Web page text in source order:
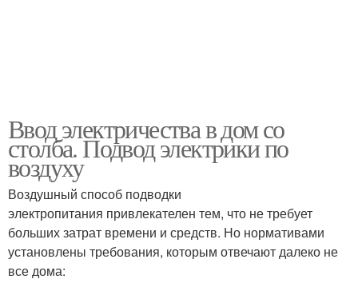
Ввод электричества в дом со
столба. Подвод электрики по
воздуху
Воздушный способ подводки
электропитания привлекателен тем, что не требует
больших затрат времени и средств. Но нормативами
установлены требования, которым отвечают далеко не
все дома: